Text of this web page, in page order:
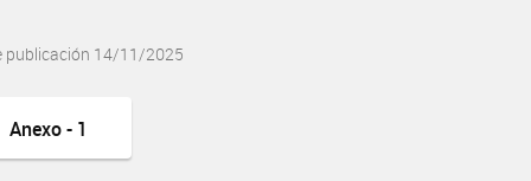
publicación 14/11/2025
Anexo - 1